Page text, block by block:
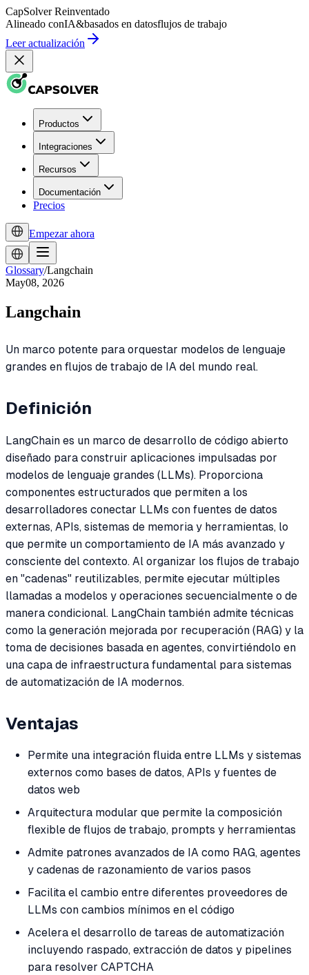
CapSolver Reinventado
Alineado conIA&basados en datosflujos de trabajo
Leer actualización
Productos
Integraciones
Recursos
Documentación
Precios
Empezar ahora
Glossary/Langchain
May08, 2026
Langchain
Un marco potente para orquestar modelos de lenguaje
grandes en flujos de trabajo de IA del mundo real.
Definición
LangChain es un marco de desarrollo de código abierto
diseñado para construir aplicaciones impulsadas por
modelos de lenguaje grandes (LLMs). Proporciona
componentes estructurados que permiten a los
desarrolladores conectar LLMs con fuentes de datos
externas, APIs, sistemas de memoria y herramientas, lo
que permite un comportamiento de IA más avanzado y
consciente del contexto. Al organizar los flujos de trabajo
en "cadenas" reutilizables, permite ejecutar múltiples
llamadas a modelos y operaciones secuencialmente o de
manera condicional. LangChain también admite técnicas
como la generación mejorada por recuperación (RAG) y la
toma de decisiones basada en agentes, convirtiéndolo en
una capa de infraestructura fundamental para sistemas
de automatización de IA modernos.
Ventajas
Permite una integración fluida entre LLMs y sistemas
externos como bases de datos, APIs y fuentes de
datos web
Arquitectura modular que permite la composición
flexible de flujos de trabajo, prompts y herramientas
Admite patrones avanzados de IA como RAG, agentes
y cadenas de razonamiento de varios pasos
Facilita el cambio entre diferentes proveedores de
LLMs con cambios mínimos en el código
Acelera el desarrollo de tareas de automatización
incluyendo raspado, extracción de datos y pipelines
para resolver CAPTCHA